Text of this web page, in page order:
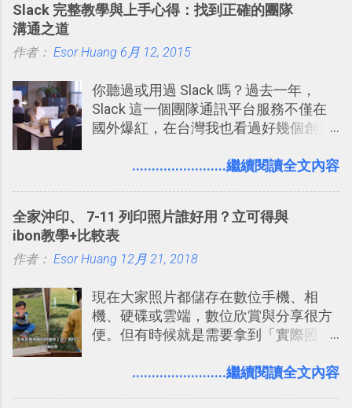
Codex 這樣的 AI 工作作進階處理。
Slack 完整教學與上手心得：找到正確的團隊
溝通之道
作者： Esor Huang 6月 12, 2015
你聽過或用過 Slack 嗎？過去一年，
Slack 這一個團隊通訊平台服務不僅在
國外爆紅，在台灣我也看過好幾個創業
理，到底 Slack 有什麼魅力？它是不是
有機會在一個專案合作中使用了 Slack
一段時間，我覺得它吸引人之處有三
點： 1. 「 很有趣 」： Slack 裡擁有跟
聊天打屁、傳送有趣影音圖文的功能。
2. 「 有效率 」：但是 Slack 的頻道、群
組機制讓茶水間的聊天，不會干擾工作
事可以從聊天中記錄重點。 3. 「 有彈性
........................繼續閱讀全文內容
全家沖印、 7-11 列印照片誰好用？立可得與
ibon教學+比較表
作者： Esor Huang 12月 21, 2018
現在大家照片都儲存在數位手機、相
機、硬碟或雲端，數位欣賞與分享很方
便。但有時候就是需要拿到「實際照
要製作家庭相框 用照片來當小禮物 把照
........................繼續閱讀全文內容